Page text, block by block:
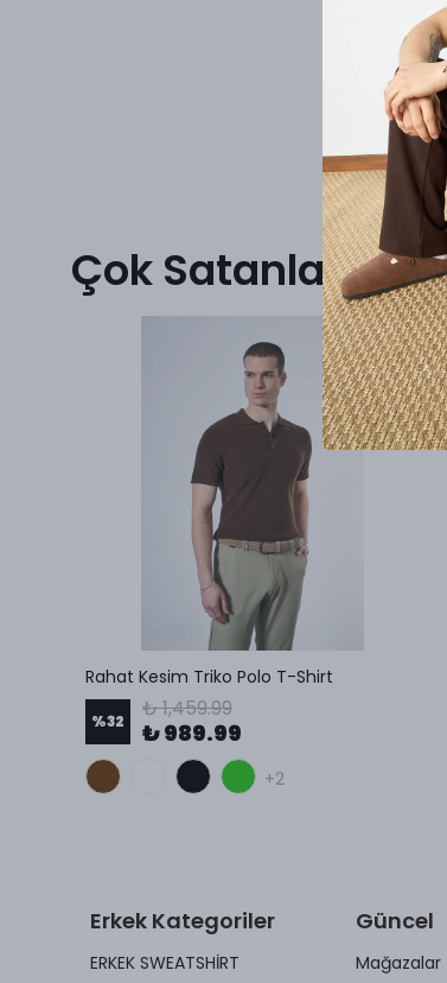
Çok Satanlar
Rahat Kesim Triko Polo T-Shirt
%32 ₺ 1,459.99
₺ 989.99
+2
Erkek Kategoriler
ERKEK SWEATSHİRT
Güncel
Mağazalar